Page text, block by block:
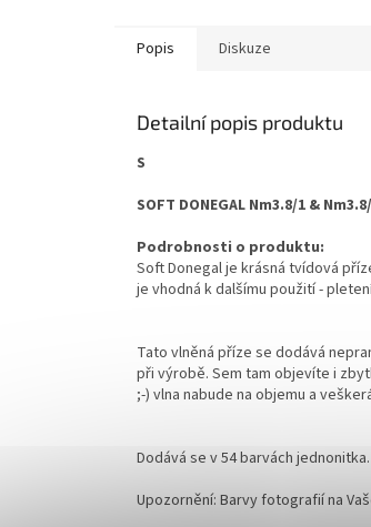
Popis Diskuze
Detailní popis produktu
S
SOFT DONEGAL Nm3.8/1 &
Podrobnosti o produktu:
Soft Donegal je krásná tvídová
je vhodná k dalšímu použití -
Tato vlněná příze se dodává
při výrobě. Sem tam objevíte i
;-) vlna nabude na objemu a
Dodává se v 54 barvách
Upozornění: Barvy fotografií na